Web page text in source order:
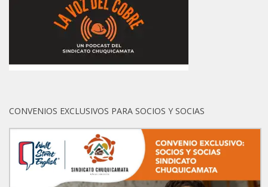
CONVENIOS EXCLUSIVOS PARA SOCIOS Y SOCIAS